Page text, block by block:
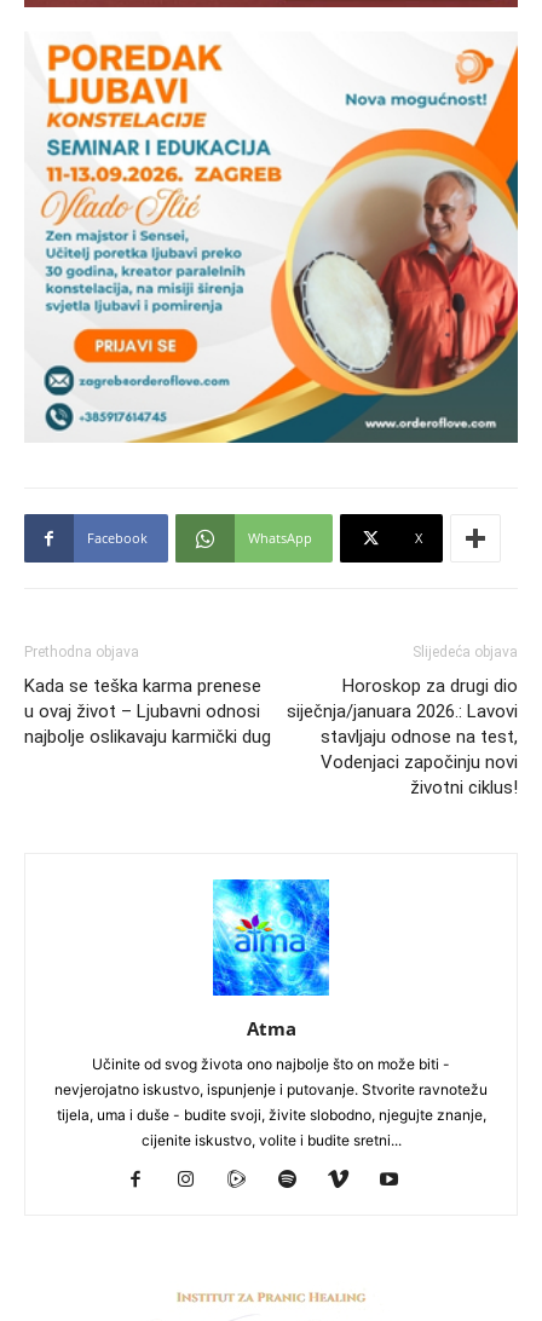
Facebook WhatsApp X
Prethodna objava
Kada se teška karma prenese
u ovaj život – Ljubavni odnosi
najbolje oslikavaju karmički dug
Slijedeća objava
Horoskop za drugi dio
siječnja/januara 2026.: Lavovi
stavljaju odnose na test,
Vodenjaci započinju novi
životni ciklus!
Atma
Učinite od svog života ono najbolje što on može biti -
nevjerojatno iskustvo, ispunjenje i putovanje. Stvorite ravnotežu
tijela, uma i duše - budite svoji, živite slobodno, njegujte znanje,
cijenite iskustvo, volite i budite sretni...